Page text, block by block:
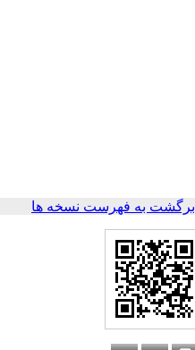
برگشت به فهرست نسخه ها